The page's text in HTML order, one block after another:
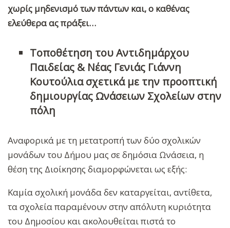
χωρίς μηδενισμό των πάντων και, ο καθένας
ελεύθερα ας πράξει…
Τοποθέτηση του Αντιδημάρχου
Παιδείας & Νέας Γενιάς Γιάννη
Κουτούλια σχετικά με την προοπτική
δημιουργίας Ωνάσειων Σχολείων στην
πόλη
Αναφορικά με τη μετατροπή των δύο σχολικών
μονάδων του Δήμου μας σε δημόσια Ωνάσεια, η
θέση της Διοίκησης διαμορφώνεται ως εξής:
Καμία σχολική μονάδα δεν καταργείται, αντίθετα,
τα σχολεία παραμένουν στην απόλυτη κυριότητα
του Δημοσίου και ακολουθείταιπιστά το